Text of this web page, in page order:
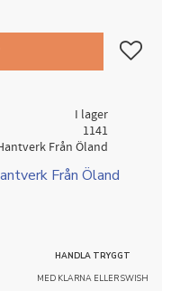
Lägg till
I lager
1141
Från Öland
Från Öland
HANDLA TRYGGT
MED KLARNA ELLER SWISH